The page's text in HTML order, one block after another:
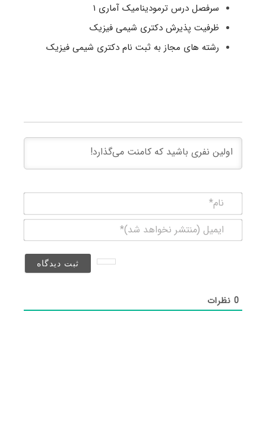
سرفصل درس ترمودینامیک آماری ۱
ظرفیت پذیرش دکتری شیمی فیزیک
رشته های مجاز به ثبت نام دکتری شیمی فیزیک
(منتشر
0نظرات